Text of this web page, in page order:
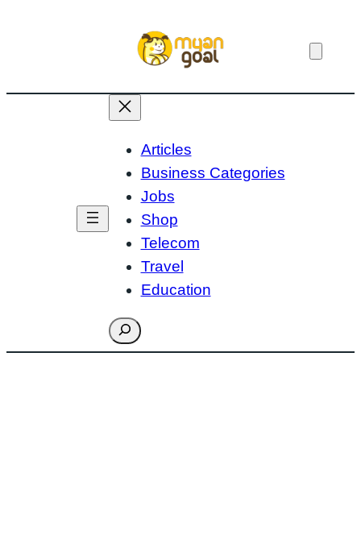
Articles
Business Categories
Jobs
Shop
Telecom
Travel
Education
Search